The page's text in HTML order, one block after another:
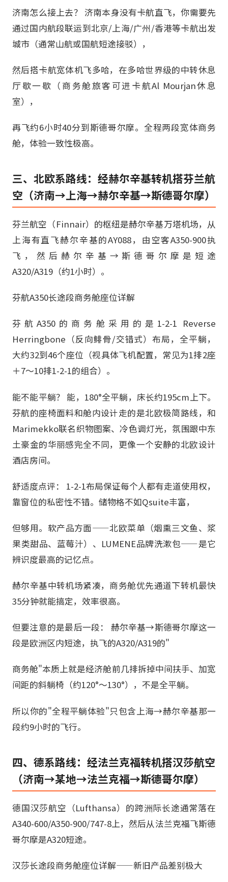
济南怎么接上去？ 济南本身没有卡航直飞，你需要先
通过国内航段联运到北京/上海/广州/香港等卡航出发
城市（通常山航或国航短途接驳），
然后搭卡航宽体机飞多哈，在多哈世界级的中转休息
厅歇一歇（商务舱旅客可进卡航Al Mourjan休息
室），
再飞约6小时40分到斯德哥尔摩。全程两段宽体商务
舱，体验一致性极高。
三、北欧系路线：经赫尔辛基转机搭芬兰航
空（济南→上海→赫尔辛基→斯德哥尔摩）
芬兰航空（Finnair）的枢纽是赫尔辛基万塔机场，从
上海有直飞赫尔辛基的AY088，由空客A350-900执
飞，然后赫尔辛基→斯德哥尔摩是短途
A320/A319（约1小时）。
芬航A350长途段商务舱座位详解
芬航A350的商务舱采用的是1-2-1 Reverse
Herringbone（反向鲱骨/交错式）布局，全平躺，
大约32到46个座位（视具体飞机配置，常见为1排2座
＋7～10排1-2-1的组合）。
能不能平躺？ 能，180°全平躺，床长约195cm上下。
芬航的座椅面料和舱内设计走的是北欧极简路线，和
Marimekko联名织物图案、冷色调灯光，氛围跟中东
土豪金的华丽感完全不同，更像一个安静的北欧设计
酒店房间。
舒适度点评： 1-2-1布局保证每个人都有走道使用权，
靠窗位的私密性不错。储物格不如Qsuite丰富，
但够用。软产品方面——北欧菜单（烟熏三文鱼、浆
果类甜品、蓝莓汁）、LUMENE品牌洗漱包——是它
辨识度最高的记忆点。
赫尔辛基中转机场紧凑，商务舱优先通道下转机最快
35分钟就能搞定，效率很高。
但要注意的是最后一段： 赫尔辛基→斯德哥尔摩这一
段是欧洲区内短途，执飞的A320/A319的"
商务舱"本质上就是经济舱前几排拆掉中间扶手、加宽
间距的斜躺椅（约120°～130°），不是全平躺。
所以你的"全程平躺体验"只包含上海→赫尔辛基那一
段约9小时的飞行。
四、德系路线：经法兰克福转机搭汉莎航空
（济南→某地→法兰克福→斯德哥尔摩）
德国汉莎航空（Lufthansa）的跨洲际长途通常落在
A340-600/A350-900/747-8上，然后从法兰克福飞斯德
哥尔摩是A320短途。
汉莎长途段商务舱座位详解——新旧产品差别极大